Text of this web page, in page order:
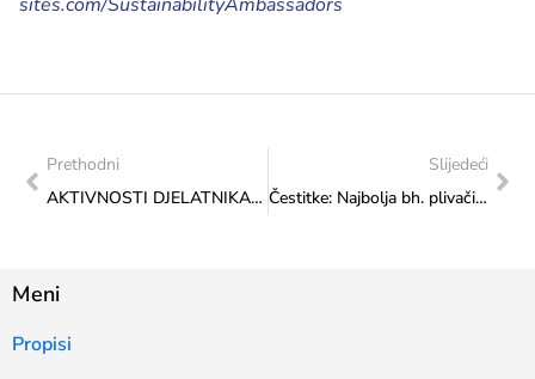
Prethodni
AKTIVNOSTI DJELATNIKA MINISTARSTVA: Predstavnici Ministarstva na info-sesiji u organizaciji Regionalne kancelarije za suradnju mladih RYCO o pokretanju Omladinskog kulturnog fonda Zapadnog Balkana
Slijedeći
Čestitke: Najbolja bh. plivačica Lana Pudar osvojila je četvrto mjesto na Svjetskom kupu u Budimpešti
Meni
Propisi